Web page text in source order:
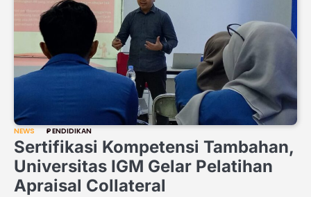
NEWS PENDIDIKAN
Sertifikasi Kompetensi Tambahan,
Universitas IGM Gelar Pelatihan
Apraisal Collateral